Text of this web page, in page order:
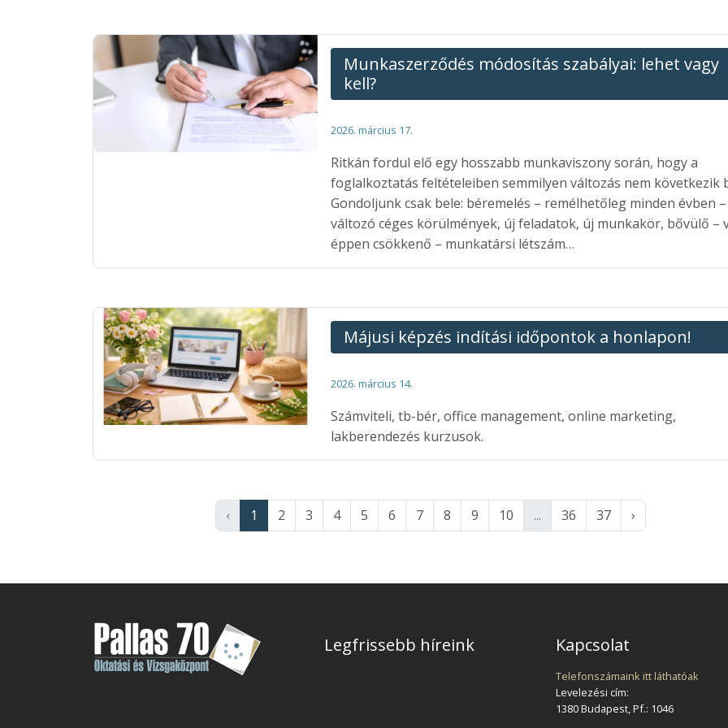
Munkaszerződés módosítás szabályai: lehet vagy
kell?
2026. március 17.
Ritkán fordul elő egy hosszabb munkaviszony során, hogy a
foglalkoztatás feltételeiben semmilyen változás nem következik
Gondoljunk csak bele: béremelés – remélhetőleg minden évben –
változó céges körülmények, új feladatok, új munkakör, bővülő –
éppen csökkenő – munkatársi létszám…
Májusi képzés indítási időpontok a honlapon!
2026. március 14.
Számviteli, tb-bér, office management, online marketing,
lakberendezés kurzusok.
‹ 1 2 3 4 5 6 7 8 9 10 ... 36 37 ›
Legfrissebb híreink Kapcsolat
Telefonszámaink itt láthatóak
Levelezési cím:
1380 Budapest, Pf.: 1046